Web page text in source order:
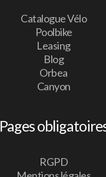
Catalogue Vélo
Poolbike
Leasing
Blog
Orbea
Canyon
Pages
RGPD